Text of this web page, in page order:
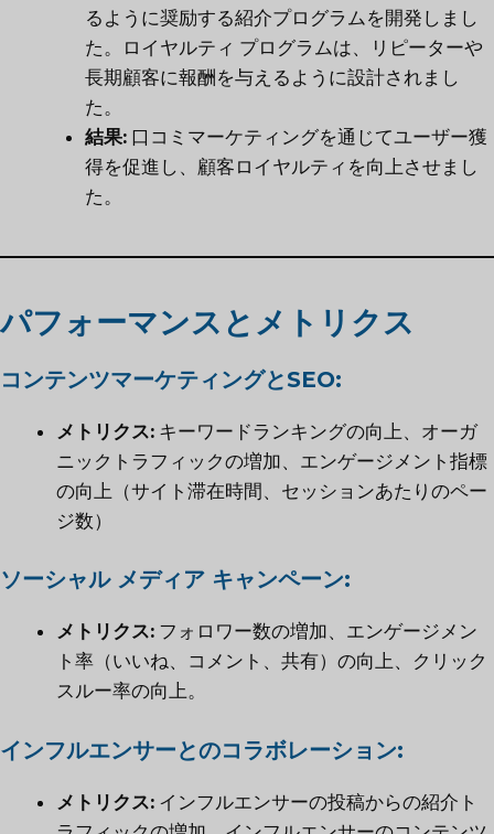
るように奨励する紹介プログラムを開発しまし
た。ロイヤルティ プログラムは、リピーターや
長期顧客に報酬を与えるように設計されまし
た。
結果:口コミマーケティングを通じてユーザー獲
得を促進し、顧客ロイヤルティを向上させまし
た。
パフォーマンスとメトリクス
コンテンツマーケティングとSEO:
メトリクス: キーワードランキングの向上、オーガ
ニックトラフィックの増加、エンゲージメント指標
の向上（サイト滞在時間、セッションあたりのペー
ジ数）
ソーシャル メディア キャンペーン:
メトリクス: フォロワー数の増加、エンゲージメン
ト率（いいね、コメント、共有）の向上、クリック
スルー率の向上。
インフルエンサーとのコラボレーション:
メトリクス: インフルエンサーの投稿からの紹介ト